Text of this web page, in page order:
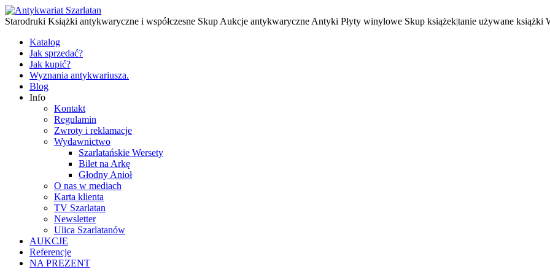
Starodruki Książki antykwaryczne i współczesne Skup Aukcje antykwaryczne Antyki Płyty winylowe Skup książek|tanie używane książki
Katalog
Jak sprzedać?
Jak kupić?
Wyznania antykwariusza.
Blog
Info
Kontakt
Regulamin
Zwroty i reklamacje
Wydawnictwo
Szarlatańskie Wersety
Bilet na Arkę
Głodny Anioł
O nas w mediach
Karta klienta
TV Szarlatan
Newsletter
Ulica Szarlatanów
AUKCJE
Referencje
NA PREZENT